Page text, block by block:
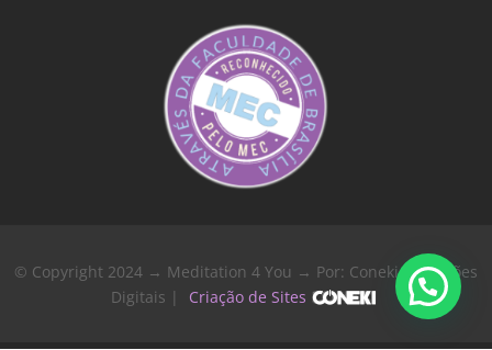
© Copyright 2024 → Meditation 4 You → Por: Coneki - Soluções
Digitais |
Criação de Sites